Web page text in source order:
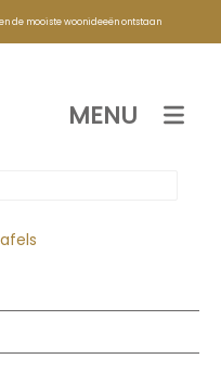
de mooiste woonideeën ontstaan
MENU